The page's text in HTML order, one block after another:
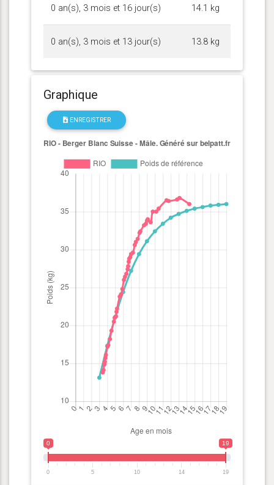
0 an(s), 3 mois et 16 jour(s) 14.1 kg
0 an(s), 3 mois et 13 jour(s) 13.8 kg
Graphique
ENREGISTRER
0 19
0 5 10 14 19